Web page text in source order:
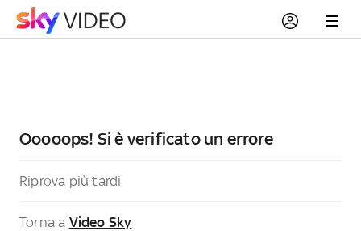
Ooooops! Si è verificato un errore
Riprova più tardi
Torna a Video Sky